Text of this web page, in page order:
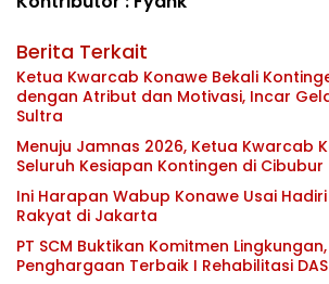
Berita Terkait
Ketua Kwarcab Konawe Bekali
dengan Atribut dan Motivasi, Incar
Sultra
Menuju Jamnas 2026, Ketua Kwarcab
Seluruh Kesiapan Kontingen di Cibubur
Ini Harapan Wabup Konawe Usai
Rakyat di Jakarta
PT SCM Buktikan Komitmen
Penghargaan Terbaik I Rehabilitasi